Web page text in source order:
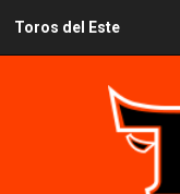
Toros del Este